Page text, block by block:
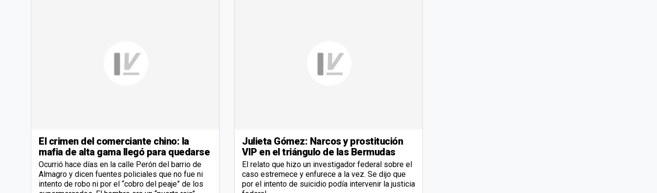
El crimen del comerciante chino: la
mafia de alta gama llegó para quedarse
Ocurrió hace días en la calle Perón del barrio de
Almagro y dicen fuentes policiales que no fue ni
intento de robo ni por el “cobro del peaje” de los
Julieta Gómez: Narcos y prostitución
VIP en el triángulo de las Bermudas
El relato que hizo un investigador federal sobre el
caso estremece y enfurece a la vez. Se dijo que
por el intento de suicidio podía intervenir la justicia